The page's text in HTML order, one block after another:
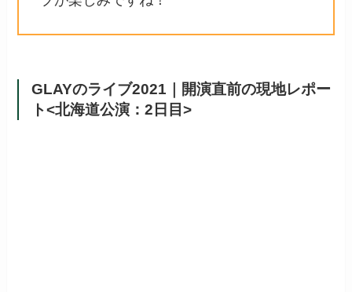
GLAYのライブ2021｜開演直前の現地レポー
ト<北海道公演：2日目>